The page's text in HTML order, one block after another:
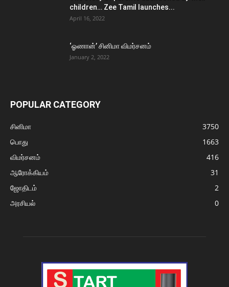
children… Zee Tamil launches...
April 16, 2022
‘ஓணான்’ சினிமா விமர்சனம்
January 2, 2022
POPULAR CATEGORY
சினிமா
3750
பொது
1663
விமர்சனம்
416
ஆரோக்கியம்
31
ஜோதிடம்
2
அரசியல்
0